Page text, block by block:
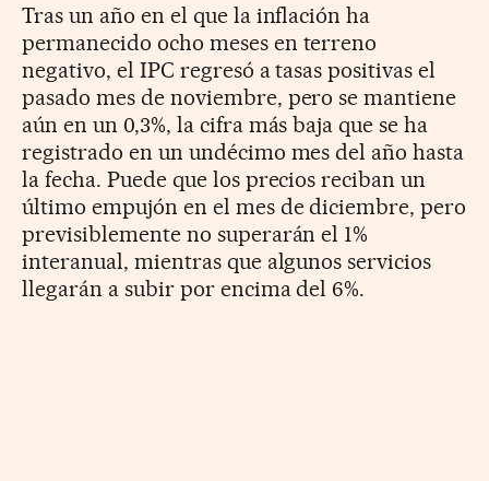
Tras un año en el que la inflación ha
permanecido ocho meses en terreno
negativo, el IPC regresó a tasas positivas el
pasado mes de noviembre, pero se mantiene
aún en un 0,3%, la cifra más baja que se ha
registrado en un undécimo mes del año hasta
la fecha. Puede que los precios reciban un
último empujón en el mes de diciembre, pero
previsiblemente no superarán el 1%
interanual, mientras que algunos servicios
llegarán a subir por encima del 6%.